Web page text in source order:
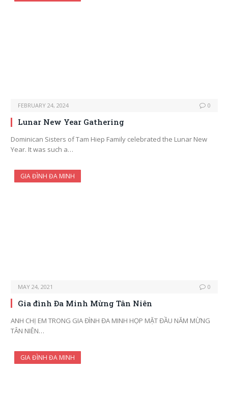
FEBRUARY 24, 2024 0
Lunar New Year Gathering
Dominican Sisters of Tam Hiep Family celebrated the Lunar New
Year. It was such a…
GIA ĐÌNH ĐA MINH
MAY 24, 2021 0
Gia đình Đa Minh Mừng Tân Niên
ANH CHỊ EM TRONG GIA ĐÌNH ĐA MINH HỌP MẶT ĐẦU NĂM MỪNG
TÂN NIÊN…
GIA ĐÌNH ĐA MINH